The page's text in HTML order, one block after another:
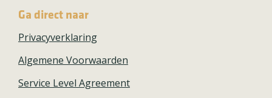
Ga direct naar
Privacyverklaring
Algemene Voorwaarden
Service Level Agreement